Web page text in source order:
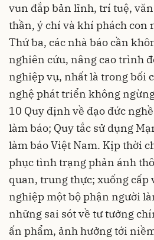
vun đắp bản lĩnh, trí tuệ,
thần, ý chí và khí phách con
Thứ ba, các nhà báo cần
nghiên cứu, nâng cao trình
nghiệp vụ, nhất là trong bối
nghệ phát triển không
10 Quy định về đạo đức
làm báo; Quy tắc sử dụng
làm báo Việt Nam. Kịp thời
phục tình trạng phản ánh
quan, trung thực; xuống cấp
nghiệp một bộ phận người
những sai sót về tư tưởng
ấn phẩm, ảnh hưởng tới